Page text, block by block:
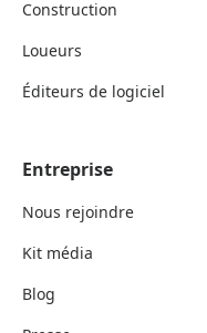
Construction
Loueurs
Éditeurs de logiciel
Entreprise
Nous rejoindre
Kit média
Blog